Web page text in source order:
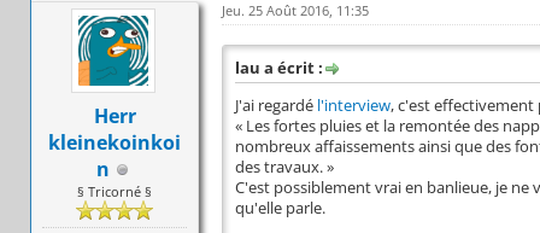
Herr
kleinekoinkoi
n
§ Tricorné §
Jeu. 25 Août 2016, 11:35
lau a écrit :
J'ai regardé l'interview, c'est
« Les fortes pluies et la remontée des
nombreux affaissements ainsi que des
des travaux. »
C'est possiblement vrai en banlieue, je ne
qu'elle parle.